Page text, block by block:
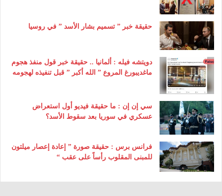
حقيقة خبر ” تسميم بشار الأسد ” في روسيا
دويتشه فيله : ألمانيا .. حقيقة خبر قول منفذ هجوم
ماغديبورغ المروع ” الله أكبر ” قبل تنفيذه لهجومه
سي إن إن : ما حقيقة فيديو أول استعراض
عسكري في سوريا بعد سقوط الأسد؟
فرانس برس : حقيقة صورة ” إعادة إعصار ميلتون
للمبنى المقلوب رأساً على عقب “